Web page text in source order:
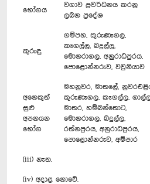
භෝගය
වගාව ප්‍රවර්ධනය කරනු
ලබන ප්‍රදේශ
කුරුඳු
ගම්පහ, කුරුණෑගල,
කෑගල්ල, බදුල්ල,
මොනරාගල, අනුරාධපුරය,
පොළොන්නරුව, වවුනියාව
අනෙකුත්
සුළු
අපනයන
භෝග
මහනුවර, මාතලේ,
කුරුණෑගල, කෑගල්ල,
මාතර, හම්බන්තොට,
මොනරාගල, බදුල්ල,
රත්නපුරය, අනුරාධපුරය,
පොළොන්නරුව, අම්පාර
(iii) නැත.
(iv) අදාළ නොවේ.